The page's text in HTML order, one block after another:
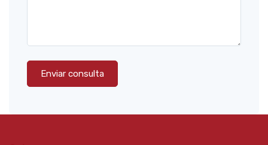
Enviar consulta